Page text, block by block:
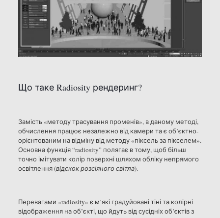
Що таке Radiosity рендеринг?
Замість «методу трасування променів», в даному методі,
обчислення працює незалежно від камери та є об’єктно-
орієнтованим на відміну від методу «піксель за пікселем».
Основна функція “radiosity” полягає в тому, щоб більш
точно імітувати колір поверхні шляхом обліку непрямого
освітлення (відскок розсіяного світла).
Перевагами «radiosity» є м’які градуйовані тіні та колірні
відображення на об’єкті, що йдуть від сусідніх об’єктів з